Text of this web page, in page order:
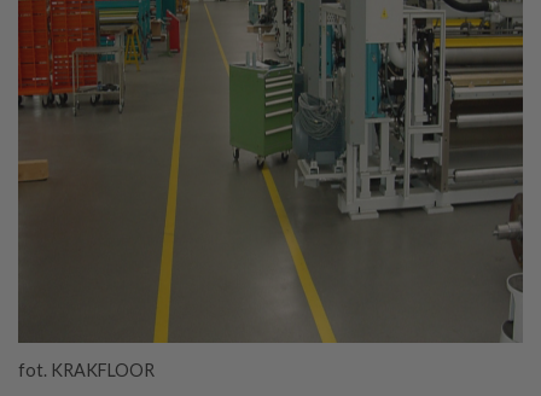
fot. KRAKFLOOR